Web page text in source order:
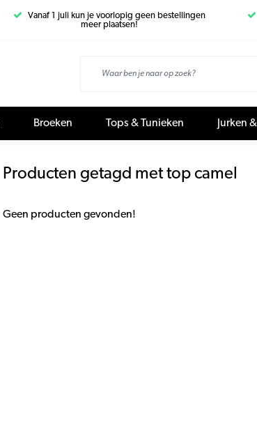
Vanaf 1 juli kun je voorlopig geen bestellingen
meer plaatsen!
Broeken Tops & Tunieken Jurken
Producten getagd met top camel
Geen producten gevonden!